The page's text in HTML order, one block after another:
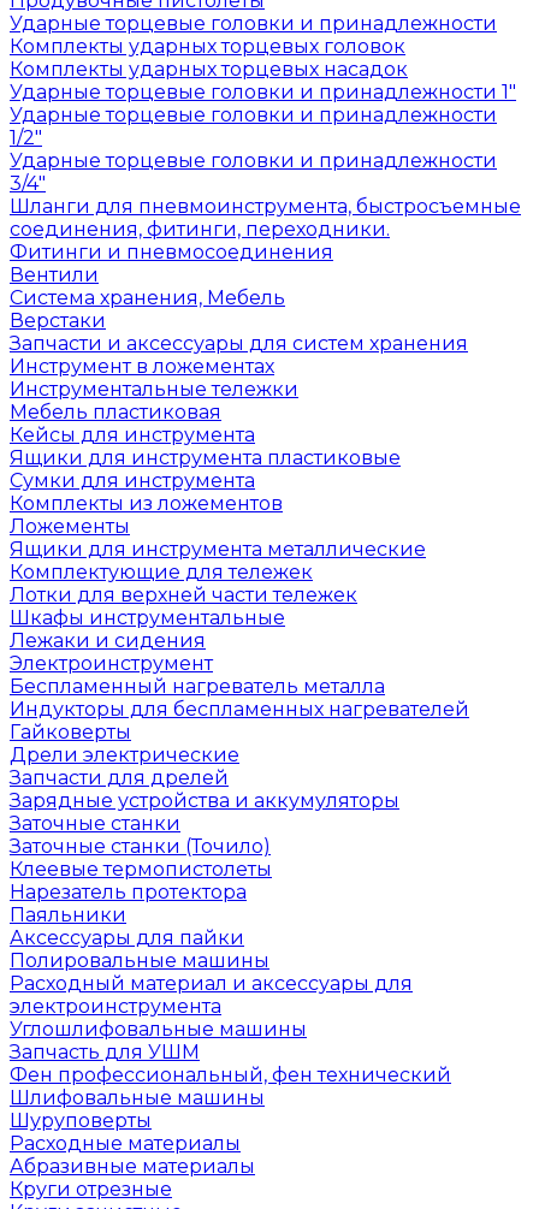
Ударные торцевые головки и принадлежности
Комплекты ударных торцевых головок
Комплекты ударных торцевых насадок
Ударные торцевые головки и принадлежности 1"
Ударные торцевые головки и принадлежности
1/2"
Ударные торцевые головки и принадлежности
3/4"
Шланги для пневмоинструмента, быстросъемные
соединения, фитинги, переходники.
Фитинги и пневмосоединения
Вентили
Система хранения, Мебель
Верстаки
Запчасти и аксессуары для систем хранения
Инструмент в ложементах
Инструментальные тележки
Мебель пластиковая
Кейсы для инструмента
Ящики для инструмента пластиковые
Сумки для инструмента
Комплекты из ложементов
Ложементы
Ящики для инструмента металлические
Комплектующие для тележек
Лотки для верхней части тележек
Шкафы инструментальные
Лежаки и сидения
Электроинструмент
Беспламенный нагреватель металла
Индукторы для беспламенных нагревателей
Гайковерты
Дрели электрические
Запчасти для дрелей
Зарядные устройства и аккумуляторы
Заточные станки
Заточные станки (Точило)
Клеевые термопистолеты
Нарезатель протектора
Паяльники
Аксессуары для пайки
Полировальные машины
Расходный материал и аксессуары для
электроинструмента
Углошлифовальные машины
Запчасть для УШМ
Фен профессиональный, фен технический
Шлифовальные машины
Шуруповерты
Расходные материалы
Абразивные материалы
Круги отрезные